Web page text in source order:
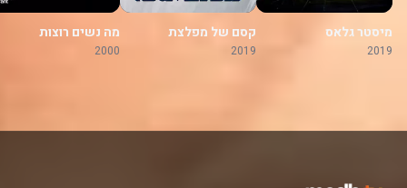
מיסטר גלאס
2019
קסם של מפלצת
2019
מה נשים רוצות
2000